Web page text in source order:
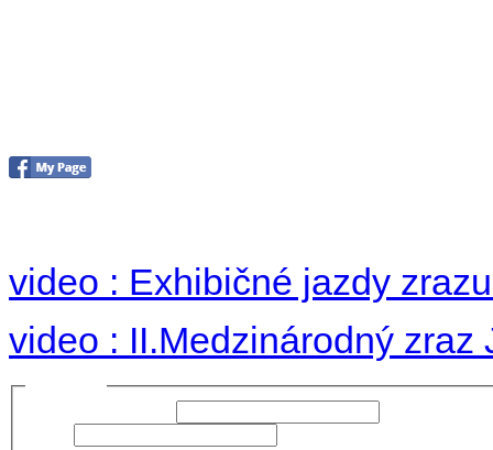
video : Exhibičné jazdy
video : II.Medzinárodný zraz